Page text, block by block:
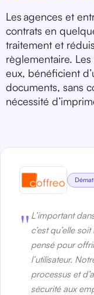
Les agences et
contrats en
traitement et
règlementaire.
eux, bénéficient
documents, sans
nécessité
" L’important
c’est qu’elle
pensé pour
l’utilisateur.
processus et
sécurité aux